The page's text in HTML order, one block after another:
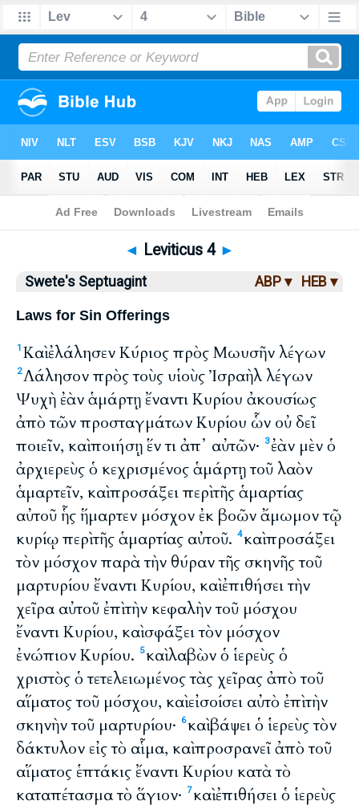
Bible>LXX > Leviticus 4
◄ Leviticus 4 ►
Swete's Septuagint ABP ▾ HEB ▾
Laws for Sin Offerings
1 Καὶ ἐλάλησεν Κύριος πρὸς Μωυσῆν λέγων
2Λάλησον πρὸς τοὺς υἱοὺς Ἰσραὴλ λέγων
Ψυχὴ ἐὰν ἁμάρτῃ ἔναντι Κυρίου ἀκουσίως
ἀπὸ τῶν προσταγμάτων Κυρίου ὧν οὐ δεῖ
ποιεῖν, καὶ ποιήσῃ ἕν τι ἀπ᾽ αὐτῶν·
3 ἐὰν μὲν ὁ
ἀρχιερεὺς ὁ κεχρισμένος ἁμάρτῃ τοῦ λαὸν
ἁμαρτεῖν, καὶ προσάξει περὶ τῆς ἁμαρτίας
αὐτοῦ ἧς ἥμαρτεν μόσχον ἐκ βοῶν ἄμωμον τῷ
κυρίῳ περὶ τῆς ἁμαρτίας αὐτοῦ. 4καὶ προσάξει
τὸν μόσχον παρὰ τὴν θύραν τῆς σκηνῆς τοῦ
μαρτυρίου ἔναντι Κυρίου, καὶ ἐπιθήσει τὴν
χεῖρα αὐτοῦ ἐπὶ τὴν κεφαλὴν τοῦ μόσχου
ἔναντι Κυρίου, καὶ σφάξει τὸν μόσχον
ἐνώπιον Κυρίου.
5καὶ λαβὼν ὁ ἱερεὺς ὁ
χριστὸς ὁ τετελειωμένος τὰς χεῖρας ἀπὸ τοῦ
αἵματος τοῦ μόσχου, καὶ εἰσοίσει αὐτὸ ἐπὶ τὴν
σκηνὴν τοῦ μαρτυρίου·
6καὶ βάψει ὁ ἱερεὺς τὸν
δάκτυλον εἰς τὸ αἷμα, καὶ προσρανεῖ ἀπὸ τοῦ
αἵματος ἑπτάκις ἔναντι Κυρίου κατὰ τὸ
καταπέτασμα τὸ ἅγιον· 7καὶ ἐπιθήσει ὁ ἱερεὺς